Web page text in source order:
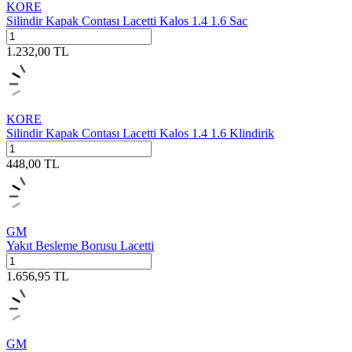
KORE
Silindir Kapak Contası Lacetti Kalos 1.4 1.6 Sac
1.232,00 TL
KORE
Silindir Kapak Contası Lacetti Kalos 1.4 1.6 Klindirik
448,00 TL
GM
Yakıt Besleme Borusu Lacetti
1.656,95 TL
GM